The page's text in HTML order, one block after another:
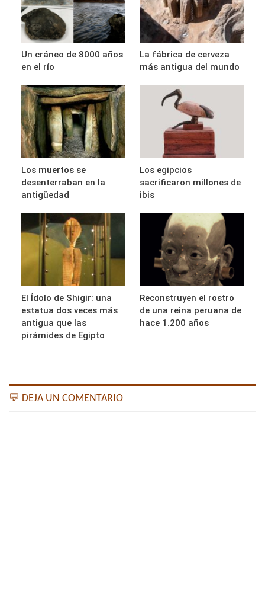
Un cráneo de 8000 años
en el río
La fábrica de cerveza
más antigua del mundo
Los muertos se
desenterraban en la
antigüedad
Los egipcios
sacrificaron millones de
ibis
El Ídolo de Shigir: una
estatua dos veces más
antigua que las
pirámides de Egipto
Reconstruyen el rostro
de una reina peruana de
hace 1.200 años
💬 DEJA UN COMENTARIO